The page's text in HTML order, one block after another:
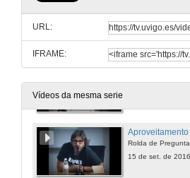
URL:
IFRAME:
Vídeos da mesma serie
Rolda de
15 de set. de 2016
Rolda de
15 de set. de 2016